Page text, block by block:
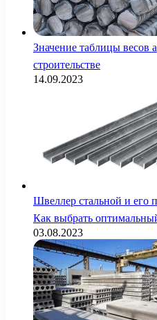
Значение таблицы весов
строительстве
14.09.2023
Швеллер стальной и его
Как выбрать
03.08.2023